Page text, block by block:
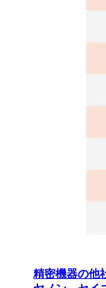
精密機器の他